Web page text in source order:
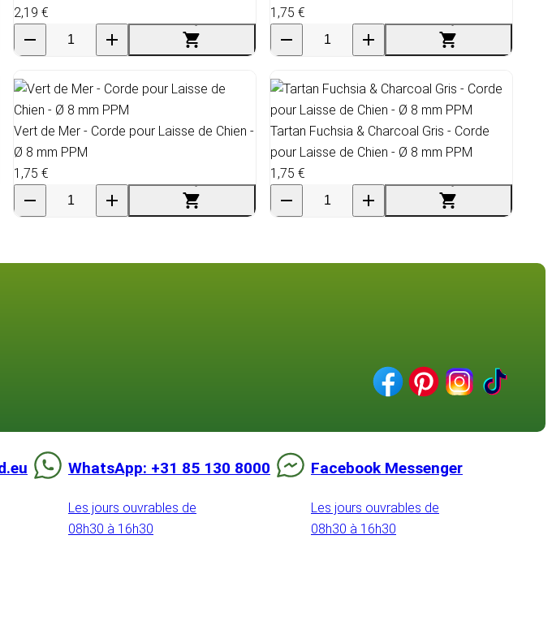
2,19 €
1,75 €
Vert de Mer - Corde pour Laisse de Chien -
Ø 8 mm PPM
1,75 €
Tartan Fuchsia & Charcoal Gris - Corde
pour Laisse de Chien - Ø 8 mm PPM
1,75 €
WhatsApp: +31 85 130 8000
Les jours ouvrables de
08h30 à 16h30
Facebook Messenger
Les jours ouvrables de
08h30 à 16h30